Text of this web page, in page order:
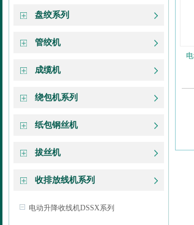
盘绞系列
管绞机
成缆机
绕包机系列
纸包钢丝机
拔丝机
收排放线机系列
电动升降收线机DSSX系列